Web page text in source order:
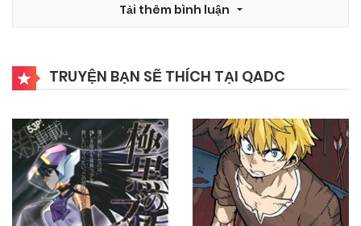
Tải thêm bình luận
TRUYỆN BẠN SẼ THÍCH TẠI QADC